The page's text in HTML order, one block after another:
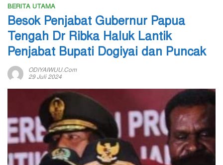
BERITA UTAMA
Besok Penjabat Gubernur Papua
Tengah Dr Ribka Haluk Lantik
Penjabat Bupati Dogiyai dan Puncak
ODIYAIWUU.com
29 Juli 2024